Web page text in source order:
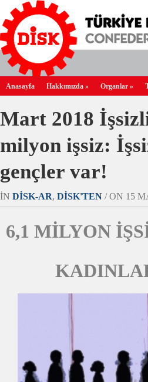
Anasayfa Hakkımızda » Organlar »
Mart 2018
milyon işsiz:
gençler var!
IN DİSK-AR, DİSK'TEN / ON 15
6,1 MİLYON